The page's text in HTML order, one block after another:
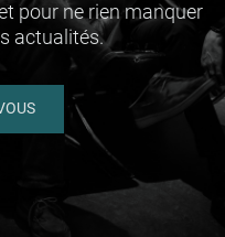
pour ne rien manquer
actualités.